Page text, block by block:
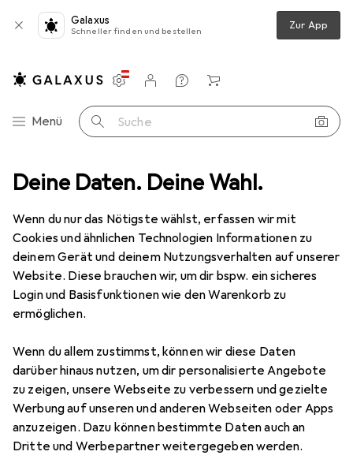
Deine Daten. Deine Wahl.
Wenn du nur das Nötigste wählst, erfassen wir mit
Cookies und ähnlichen Technologien Informationen zu
deinem Gerät und deinem Nutzungsverhalten auf unserer
Website. Diese brauchen wir, um dir bspw. ein sicheres
Login und Basisfunktionen wie den Warenkorb zu
ermöglichen.
Wenn du allem zustimmst, können wir diese Daten
darüber hinaus nutzen, um dir personalisierte Angebote
zu zeigen, unsere Webseite zu verbessern und gezielte
Werbung auf unseren und anderen Webseiten oder Apps
anzuzeigen. Dazu können bestimmte Daten auch an
Dritte und Werbepartner weitergegeben werden.
Galaxus
Schneller finden und bestellen Zur App
Navigation nach Kategorien
Menü Suche
Einstellungen
Kundenkonto
Vergleichslisten
Merklisten
Warenkorb
Büro + Schreibwaren Basteln Bastelhilfsmittel
Bastelhilfsmittel
EntdeckenForum